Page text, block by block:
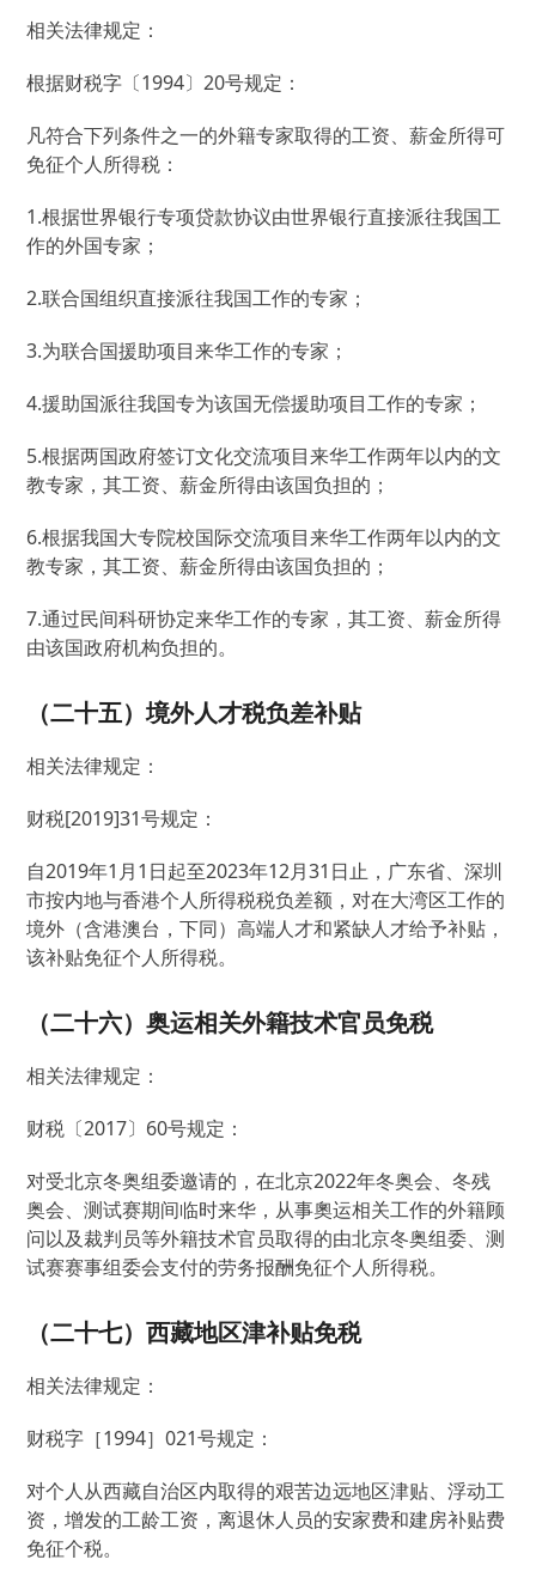
相关法律规定：
根据财税字〔1994〕20号规定：
凡符合下列条件之一的外籍专家取得的工资、薪金所得可
免征个人所得税：
1.根据世界银行专项贷款协议由世界银行直接派往我国工
作的外国专家；
2.联合国组织直接派往我国工作的专家；
3.为联合国援助项目来华工作的专家；
4.援助国派往我国专为该国无偿援助项目工作的专家；
5.根据两国政府签订文化交流项目来华工作两年以内的文
教专家，其工资、薪金所得由该国负担的；
6.根据我国大专院校国际交流项目来华工作两年以内的文
教专家，其工资、薪金所得由该国负担的；
7.通过民间科研协定来华工作的专家，其工资、薪金所得
由该国政府机构负担的。
（二十五）境外人才税负差补贴
相关法律规定：
财税[2019]31号规定：
自2019年1月1日起至2023年12月31日止，广东省、深圳
市按内地与香港个人所得税税负差额，对在大湾区工作的
境外（含港澳台，下同）高端人才和紧缺人才给予补贴，
该补贴免征个人所得税。
（二十六）奥运相关外籍技术官员免税
相关法律规定：
财税〔2017〕60号规定：
对受北京冬奥组委邀请的，在北京2022年冬奥会、冬残
奥会、测试赛期间临时来华，从事奧运相关工作的外籍顾
问以及裁判员等外籍技术官员取得的由北京冬奥组委、测
试赛赛事组委会支付的劳务报酬免征个人所得税。
（二十七）西藏地区津补贴免税
相关法律规定：
财税字［1994］021号规定：
对个人从西藏自治区内取得的艰苦边远地区津贴、浮动工
资，增发的工龄工资，离退休人员的安家费和建房补贴费
免征个税。